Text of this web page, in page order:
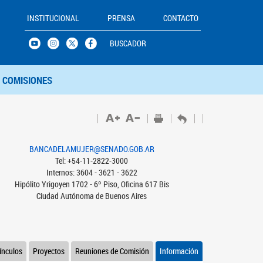
INSTITUCIONAL PRENSA CONTACTO
BUSCADOR
COMISIONES
BANCADELAMUJER@SENADO.GOB.AR
Tel: +54-11-2822-3000
Internos: 3604 - 3621 - 3622
Hipólito Yrigoyen 1702 - 6º Piso, Oficina 617 Bis
Ciudad Autónoma de Buenos Aires
Información
Reuniones de Comisión
Proyectos